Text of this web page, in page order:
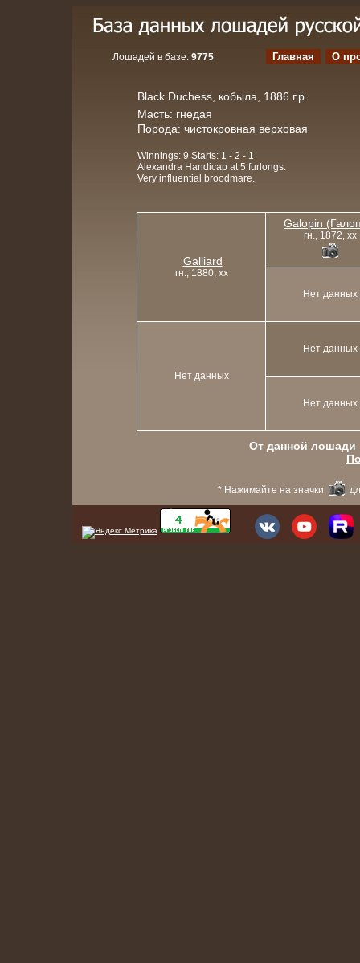
Лошадей в базе: 9775 Главная О
Black Duchess, кобыла, 1886 г.р.
Масть: гнедая
Порода: чистокровная верховая
Winnings: 9 Starts: 1 - 2 - 1
Alexandra Handicap at 5 furlongs.
Very influential broodmare.
Galliard
гн., 1880, xx
Galopin
гн., 1872, xx
Нет данных
Нет данных
Нет данных
Нет данных
От данной лошади
* Нажимайте на значки